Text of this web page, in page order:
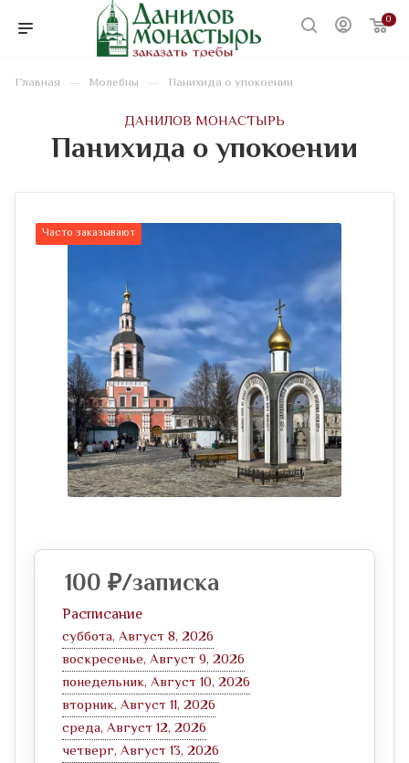
0
Главная — Молебны — Панихида о упокоении
ДАНИЛОВ МОНАСТЫРЬ
Панихида о упокоении
Часто заказывают
100 ₽/записка
Расписание
суббота, Август 8, 2026
воскресенье, Август 9, 2026
понедельник, Август 10, 2026
вторник, Август 11, 2026
среда, Август 12, 2026
четверг, Август 13, 2026